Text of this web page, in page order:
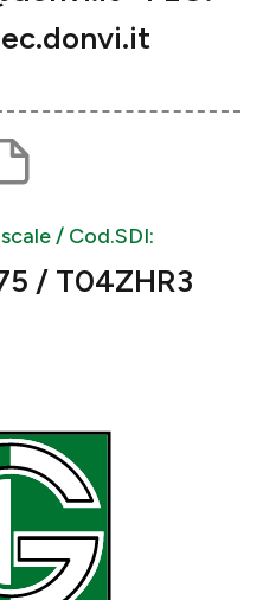
/ Cod.SDI:
/ T04ZHR3